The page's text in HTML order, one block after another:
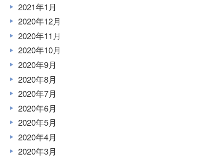
2021年1月
2020年12月
2020年11月
2020年10月
2020年9月
2020年8月
2020年7月
2020年6月
2020年5月
2020年4月
2020年3月